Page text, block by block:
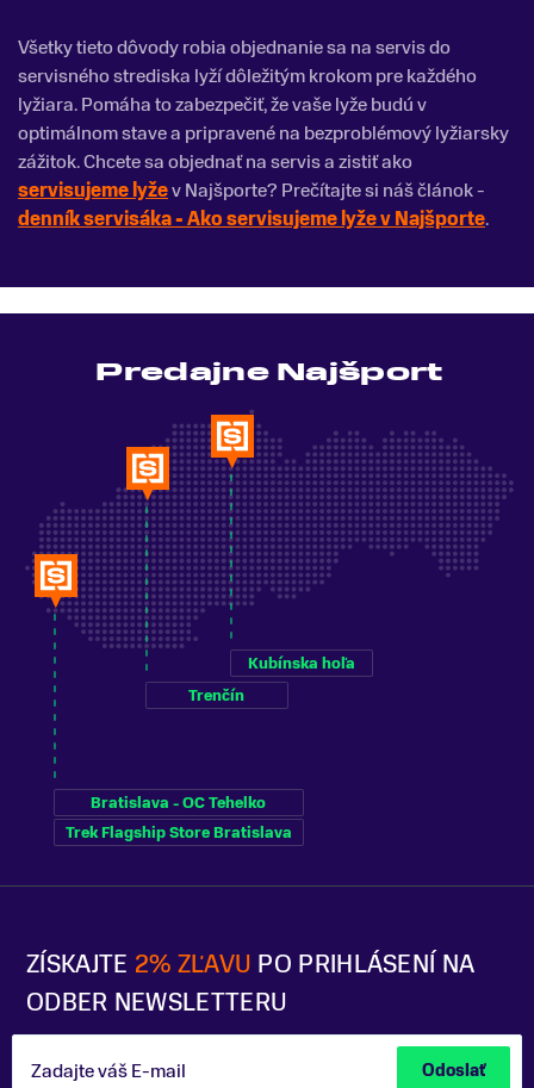
Všetky tieto dôvody robia objednanie sa na servis do
servisného strediska lyží dôležitým krokom pre každého
lyžiara. Pomáha to zabezpečiť, že vaše lyže budú v
optimálnom stave a pripravené na bezproblémový lyžiarsky
zážitok. Chcete sa objednať na servis a zistiť ako
servisujeme lyžev Najšporte? Prečítajte si náš článok -
denník servisáka - Ako servisujeme lyže v Najšporte.
ZÍSKAJTE 2% ZĽAVU PO PRIHLÁSENÍ NA
ODBER NEWSLETTERU
Zadajte váš E-mail Odoslať
Predajne Najšport
Bratislava - OC Tehelko
Trek Flagship Store Bratislava
Trenčín
Kubínska hoľa